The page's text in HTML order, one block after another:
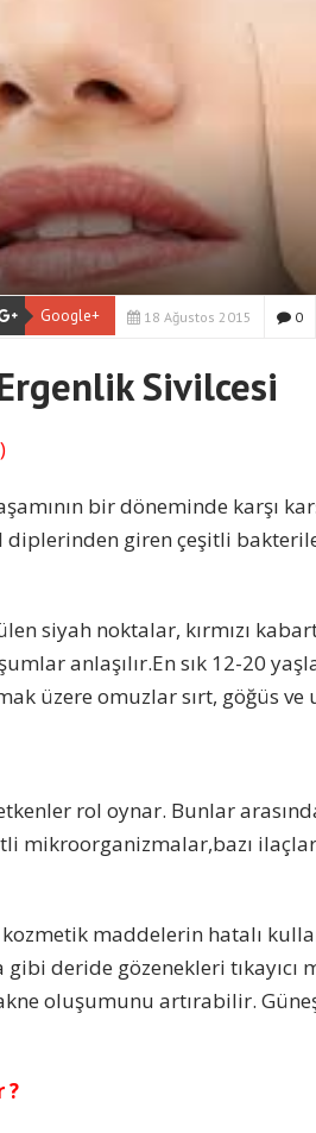
Google+ 18 Ağustos 2015 0
Sivilcesi
bir döneminde karşı
diplerinden giren çeşitli
siyah noktalar, kırmızı
anlaşılır.En sık 12-20
üzere omuzlar sırt, göğüs
rol oynar. Bunlar
mikroorganizmalar,bazı
maddelerin hatalı
deride gözenekleri tıkayıcı
akne oluşumunu artırabilir.
?